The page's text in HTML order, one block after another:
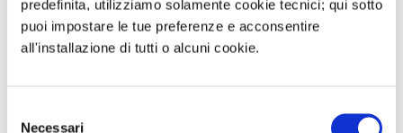
predefinita, utilizziamo solamente cookie tecnici; qui sotto
puoi impostare le tue preferenze e acconsentire
all'installazione di tutti o alcuni cookie.
Necessari
è attesa a giorni. Il ramp-up dal
terminale è in corso ormai dalla scorsa